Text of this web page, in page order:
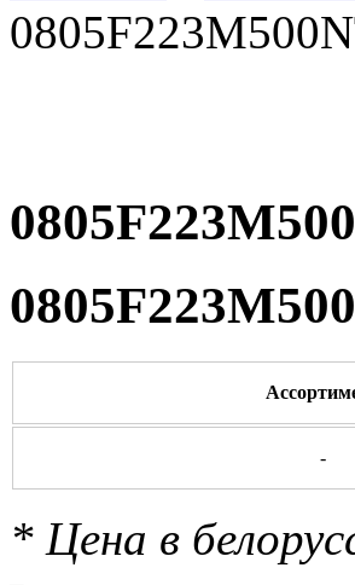
-
* Цена в